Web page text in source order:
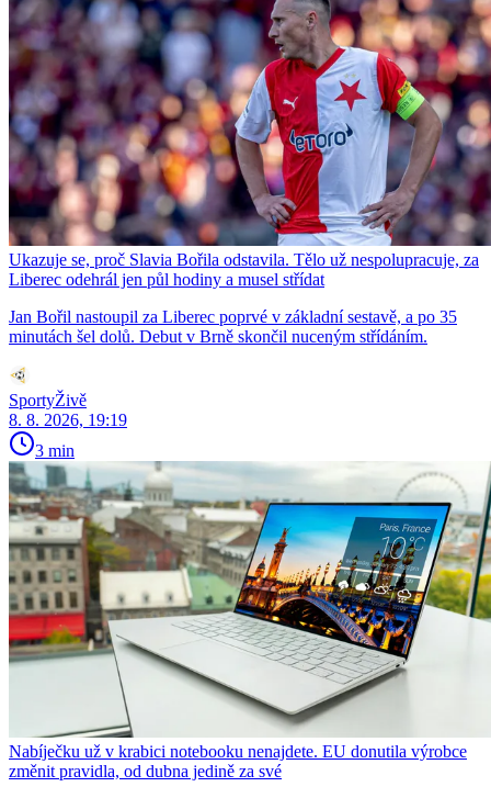
Ukazuje se, proč Slavia Bořila odstavila. Tělo už nespolupracuje, za
Liberec odehrál jen půl hodiny a musel střídat
Jan Bořil nastoupil za Liberec poprvé v základní sestavě, a po 35
minutách šel dolů. Debut v Brně skončil nuceným střídáním.
SportyŽivě
8. 8. 2026, 19:19
3 min
Nabíječku už v krabici notebooku nenajdete. EU donutila výrobce
změnit pravidla, od dubna jedině za své